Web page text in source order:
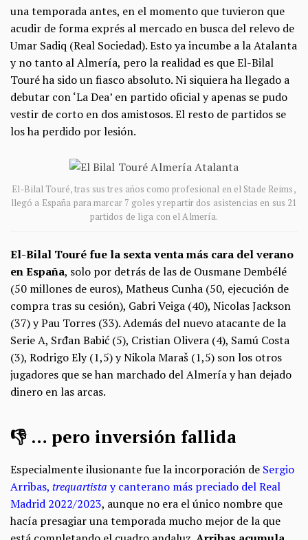
una temporada antes, en el momento que tuvieron que
acudir de forma exprés al mercado en busca del relevo de
Umar Sadiq (Real Sociedad). Esto ya incumbe a la Atalanta
y no tanto al Almería, pero la realidad es que El-Bilal
Touré ha sido un fiasco absoluto. Ni siquiera ha llegado a
debutar con ‘La Dea’ en partido oficial y apenas se pudo
vestir de corto en dos amistosos. El resto de partidos se
los ha perdido por lesión.
El-Bilal Touré, tras sus tres años como profesional en el Stade Reims,
llegó a España para marcar 7 goles y repartir dos asistencias en sus 21
partidos de liga con el Almería.
El-Bilal Touré fue la sexta venta más cara del verano
en España, solo por detrás de las de Ousmane Dembélé
(50 millones de euros), Matheus Cunha (50, ejecución de
compra tras su cesión), Gabri Veiga (40), Nicolas Jackson
(37) y Pau Torres (33).Además del nuevo atacante de la
Serie A, Srđan Babić (5), Cristian Olivera (4), Samú Costa
(3), Rodrigo Ely (1,5) y Nikola Maraš (1,5) son los otros
jugadores que se han marchado del Almería y han dejado
dinero en las arcas.
👎 … pero inversión fallida
Especialmente ilusionante fue la incorporación de Sergio
Arribas, trequartista y canterano más preciado del Real
Madrid 2022/2023, aunque no era el único nombre que
hacía presagiar una temporada mucho mejor de la que